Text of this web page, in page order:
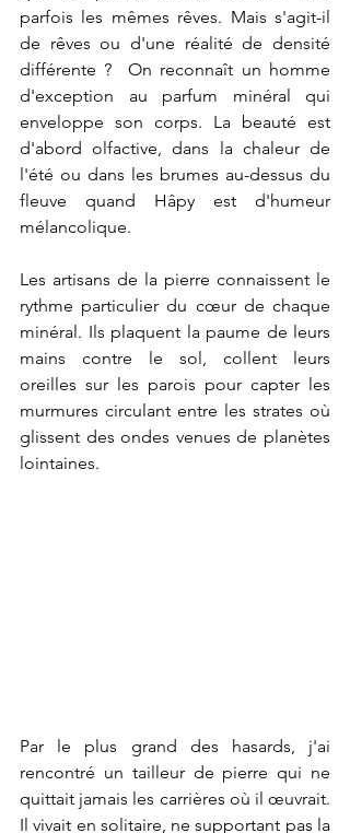
parfois les mêmes rêves. Mais s'agit-il
de rêves ou d'une réalité de densité
différente ?  On reconnaît un homme
d'exception au parfum minéral qui
enveloppe son corps. La beauté est
d'abord olfactive, dans la chaleur de
l'été ou dans les brumes au-dessus du
fleuve quand Hâpy est d'humeur
mélancolique.
Les artisans de la pierre connaissent le
rythme particulier du cœur de chaque
minéral. Ils plaquent la paume de leurs
mains contre le sol, collent leurs
oreilles sur les parois pour capter les
murmures circulant entre les strates où
glissent des ondes venues de planètes
lointaines.
Par le plus grand des hasards, j'ai
rencontré un tailleur de pierre qui ne
quittait jamais les carrières où il œuvrait.
Il vivait en solitaire, ne supportant pas la